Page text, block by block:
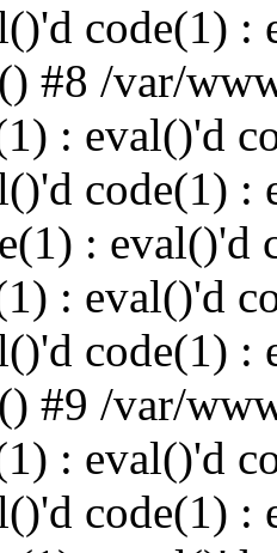
code(1) :
#8 /var/
: eval()'d
code(1) :
: eval()'d
: eval()'d
code(1) :
#9 /var/
: eval()'d
code(1) :